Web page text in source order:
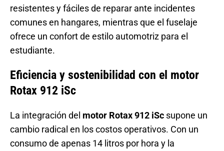
resistentes y fáciles de reparar ante incidentes
comunes en hangares, mientras que el fuselaje
ofrece un confort de estilo automotriz para el
estudiante.
Eficiencia y sostenibilidad con el motor
Rotax 912 iSc
La integración del motor Rotax 912 iSc supone un
cambio radical en los costos operativos. Con un
consumo de apenas 14 litros por hora y la